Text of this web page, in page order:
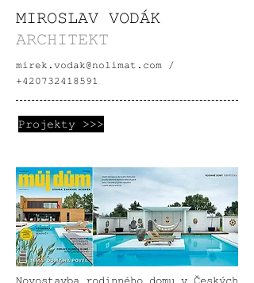
MIROSLAV VODÁK
ARCHITEKT
mirek.vodak@nolimat.com /
+420732418591
Projekty >>>
Novostavba rodinného domu v Českých